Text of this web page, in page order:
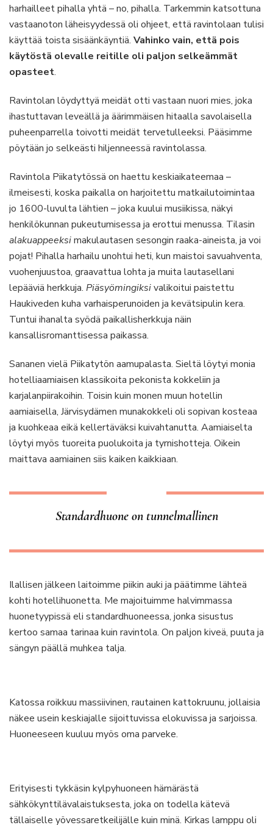
harhailleet pihalla yhtä – no, pihalla. Tarkemmin katsottuna
vastaanoton läheisyydessä oli ohjeet, että ravintolaan tulisi
käyttää toista sisäänkäyntiä. Vahinko vain, että pois
käytöstä olevalle reitille oli paljon selkeämmät
opasteet.
Ravintolan löydyttyä meidät otti vastaan nuori mies, joka
ihastuttavan leveällä ja äärimmäisen hitaalla savolaisella
puheenparrella toivotti meidät tervetulleeksi. Pääsimme
pöytään jo selkeästi hiljenneessä ravintolassa.
Ravintola Piikatytössä on haettu keskiaikateemaa –
ilmeisesti, koska paikalla on harjoitettu matkailutoimintaa
jo 1600-luvulta lähtien – joka kuului musiikissa, näkyi
henkilökunnan pukeutumisessa ja erottui menussa. Tilasin
alakuappeeksimakulautasen sesongin raaka-aineista, ja voi
pojat! Pihalla harhailu unohtui heti, kun maistoi savuahventa,
vuohenjuustoa, graavattua lohta ja muita lautasellani
lepääviä herkkuja. Piäsyömingiksivalikoitui paistettu
Haukiveden kuha varhaisperunoiden ja kevätsipulin kera.
Tuntui ihanalta syödä paikallisherkkuja näin
kansallisromanttisessa paikassa.
Sananen vielä Piikatytön aamupalasta. Sieltä löytyi monia
hotelliaamiaisen klassikoita pekonista kokkeliin ja
karjalanpiirakoihin. Toisin kuin monen muun hotellin
aamiaisella, Järvisydämen munakokkeli oli sopivan kosteaa
ja kuohkeaa eikä kellertäväksi kuivahtanutta. Aamiaiselta
löytyi myös tuoreita puolukoita ja tyrnishotteja. Oikein
maittava aamiainen siis kaiken kaikkiaan.
Standardhuone on tunnelmallinen
Ilallisen jälkeen laitoimme piikin auki ja päätimme lähteä
kohti hotellihuonetta. Me majoituimme halvimmassa
huonetyypissä eli standardhuoneessa, jonka sisustus
kertoo samaa tarinaa kuin ravintola. On paljon kiveä, puuta ja
sängyn päällä muhkea talja.
Katossa roikkuu massiivinen, rautainen kattokruunu, jollaisia
näkee usein keskiajalle sijoittuvissa elokuvissa ja sarjoissa.
Huoneeseen kuuluu myös oma parveke.
Erityisesti tykkäsin kylpyhuoneen hämärästä
sähkökynttilävalaistuksesta, joka on todella kätevä
tällaiselle yövessaretkeilijälle kuin minä. Kirkas lamppu oli